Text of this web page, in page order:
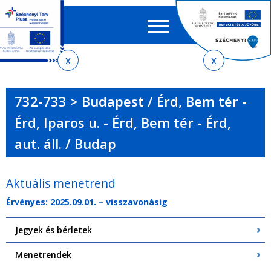
menetrendkeresőhöz
almenühöz
tartalomra
oldaltérképre
EN HU
űrlap
732-733 > Budapest / Érd, Bem tér -
Érd, Iparos u. - Érd, Bem tér - Érd,
aut. áll. / Budap
Aktuális menetrend
Érvényes: 2025.09.01. – visszavonásig
Jegyek és bérletek
Menetrendek